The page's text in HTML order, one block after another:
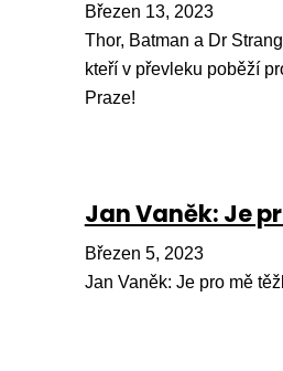
Březen 13, 2023
Thor, Batman a Dr
kteří v převleku poběží
Praze!
Jan Vaněk: Je
Březen 5, 2023
Jan Vaněk: Je pro mě